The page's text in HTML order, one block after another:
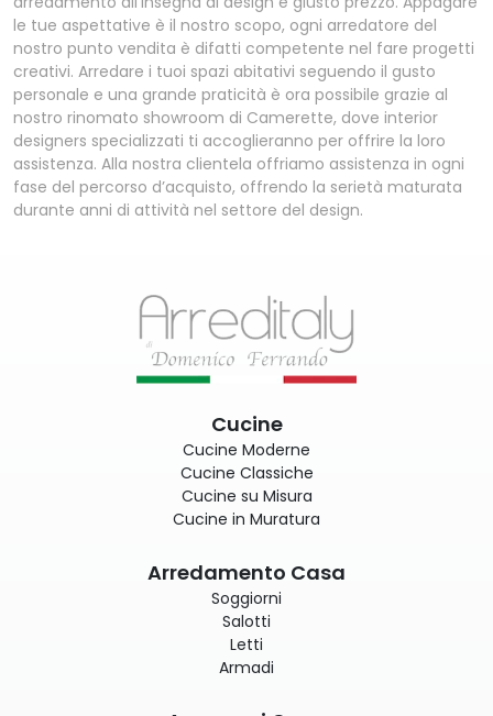
le tue aspettative è il nostro scopo, ogni arredatore del
nostro punto vendita è difatti competente nel fare progetti
creativi. Arredare i tuoi spazi abitativi seguendo il gusto
personale e una grande praticità è ora possibile grazie al
nostro rinomato showroom di Camerette, dove interior
designers specializzati ti accoglieranno per offrire la loro
assistenza. Alla nostra clientela offriamo assistenza in ogni
fase del percorso d’acquisto, offrendo la serietà maturata
durante anni di attività nel settore del design.
Cucine
Cucine Moderne
Cucine Classiche
Cucine su Misura
Cucine in Muratura
Arredamento Casa
Soggiorni
Salotti
Letti
Armadi